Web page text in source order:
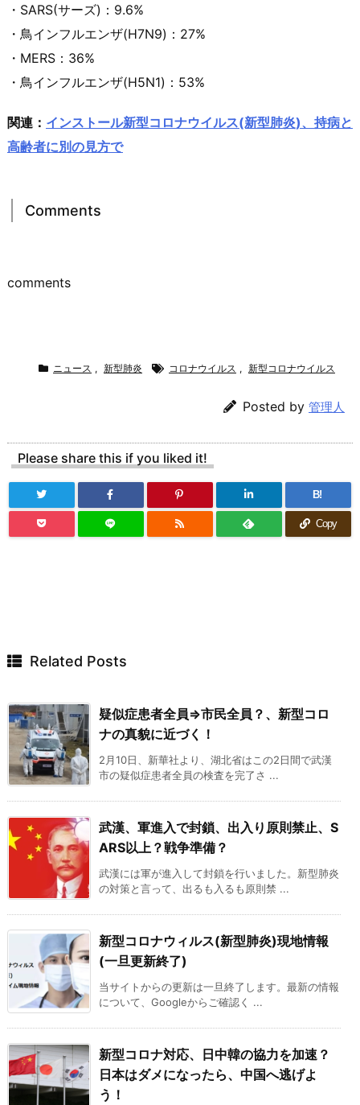
・SARS(サーズ)：9.6%
・鳥インフルエンザ(H7N9)：27%
・MERS：36%
・鳥インフルエンザ(H5N1)：53%
関連： インストール新型コロナウイルス(新型肺炎)、持病と
高齢者に別の見方で
Comments
comments
ニュース , 新型肺炎 コロナウイルス , 新型コロナウイルス
Posted by 管理人
Please share this if you liked it!
B!
Copy
Related Posts
疑似症患者全員⇒市民全員？、新型コロ
ナの真貌に近づく！
2月10日、新華社より、湖北省はこの2日間で武漢
市の疑似症患者全員の検査を完了さ ...
武漢、軍進入で封鎖、出入り原則禁止、S
ARS以上？戦争準備？
武漢には軍が進入して封鎖を行いました。新型肺炎
の対策と言って、出るも入るも原則禁 ...
新型コロナウィルス(新型肺炎)現地情報
(一旦更新終了)
当サイトからの更新は一旦終了します。最新の情報
について、Googleからご確認く ...
新型コロナ対応、日中韓の協力を加速？
日本はダメになったら、中国へ逃げよ
う！